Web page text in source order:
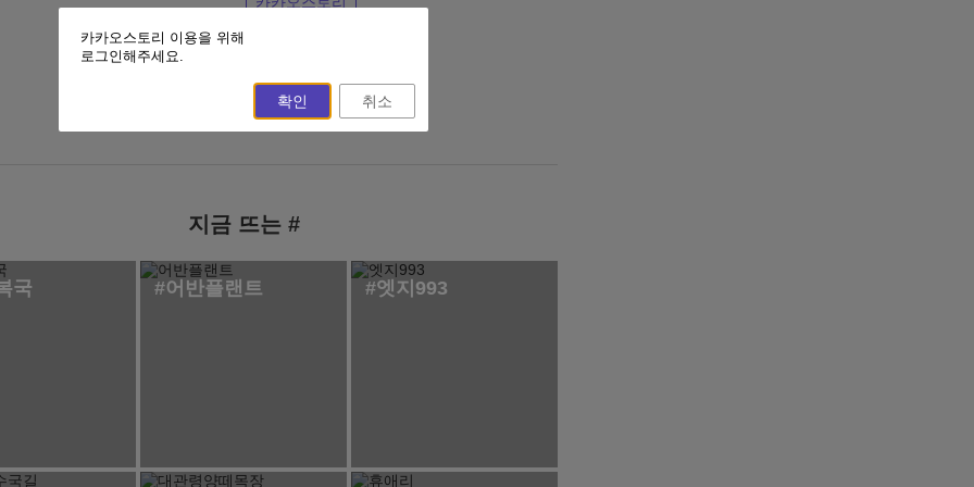
이전 페이지
지금 뜨는 #
국 #어반플랜트 #엣지993
카카오스토리 이용을 위해
로그인해주세요.
확인 취소